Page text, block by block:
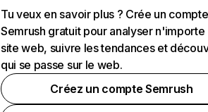
Tu veux en savoir plus ? Crée un compte
Semrush gratuit pour analyser n'importe
site web, suivre les tendances et
qui se passe sur le web.
Créez un compte Semrush